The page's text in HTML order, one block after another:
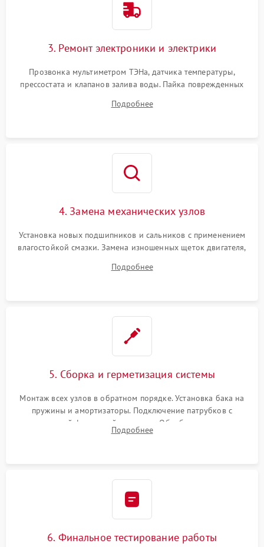
3. Ремонт электроники и электрики
Прозвонка мультиметром ТЭНа, датчика температуры,
прессостата и клапанов залива воды. Пайка поврежденных
Восстановление целостности проводки и контактов.
Подробнее
4. Замена механических узлов
Установка новых подшипников и сальников с применением
влагостойкой смазки. Замена изношенных щеток двигателя,
или поврежденной резиновой манжеты.
Подробнее
5. Сборка и герметизация системы
Монтаж всех узлов в обратном порядке. Установка бака на
пружины и амортизаторы. Подключение патрубков с
надежной фиксацией хомутами. Обработка стыков
герметиком для предотвращения возможных протечек воды.
Подробнее
6. Финальное тестирование работы